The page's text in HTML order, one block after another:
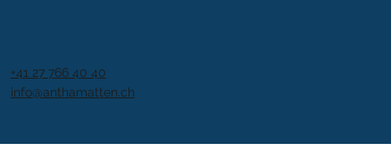
+41 27 766 40 40
info@anthamatten.ch